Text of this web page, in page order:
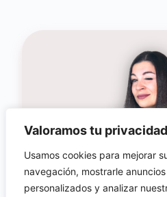
Valoramos tu privacidad
Usamos cookies para mejorar
navegación, mostrarle
personalizados y analizar